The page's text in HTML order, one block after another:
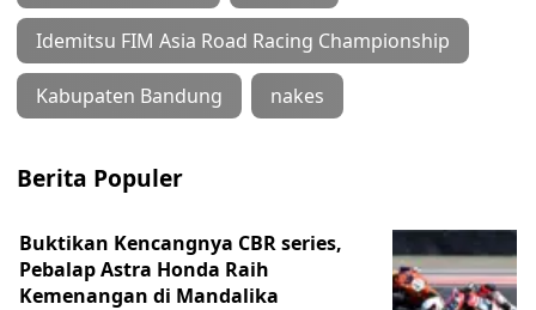
Idemitsu FIM Asia Road Racing Championship
Kabupaten Bandung nakes
Berita Populer
Buktikan Kencangnya CBR series,
Pebalap Astra Honda Raih
Kemenangan di Mandalika